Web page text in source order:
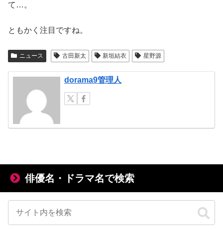
て…。
ともかく注目ですね。
ニュース 古田新太 新垣結衣 星野源
dorama9管理人
俳優名・ドラマ名で検索